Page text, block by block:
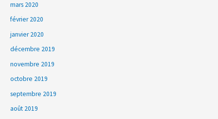
mars 2020
février 2020
janvier 2020
décembre 2019
novembre 2019
octobre 2019
septembre 2019
août 2019